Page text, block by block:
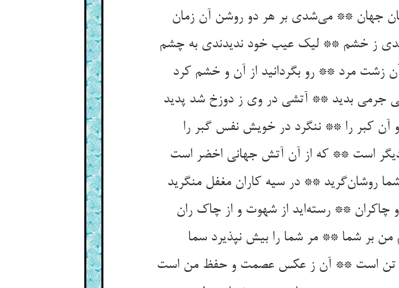
زشت مرد ** رو بگردانید از آن و خشم کرد
جرمی بدید ** آتشی در وی ز دوزخ شد پدید
آن کبر را ** ننگرد در خویش نفس گبر را
روشان‌‌گرید ** در سیه کاران مغفل منگرید
من بر شما ** مر شما را بیش نپذیرد سما